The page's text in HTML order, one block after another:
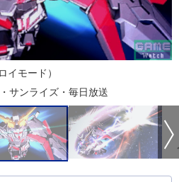
イモード）
サンライズ・毎日放送